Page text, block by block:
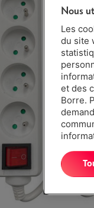
Nous
Les
du site
et des
Borre.